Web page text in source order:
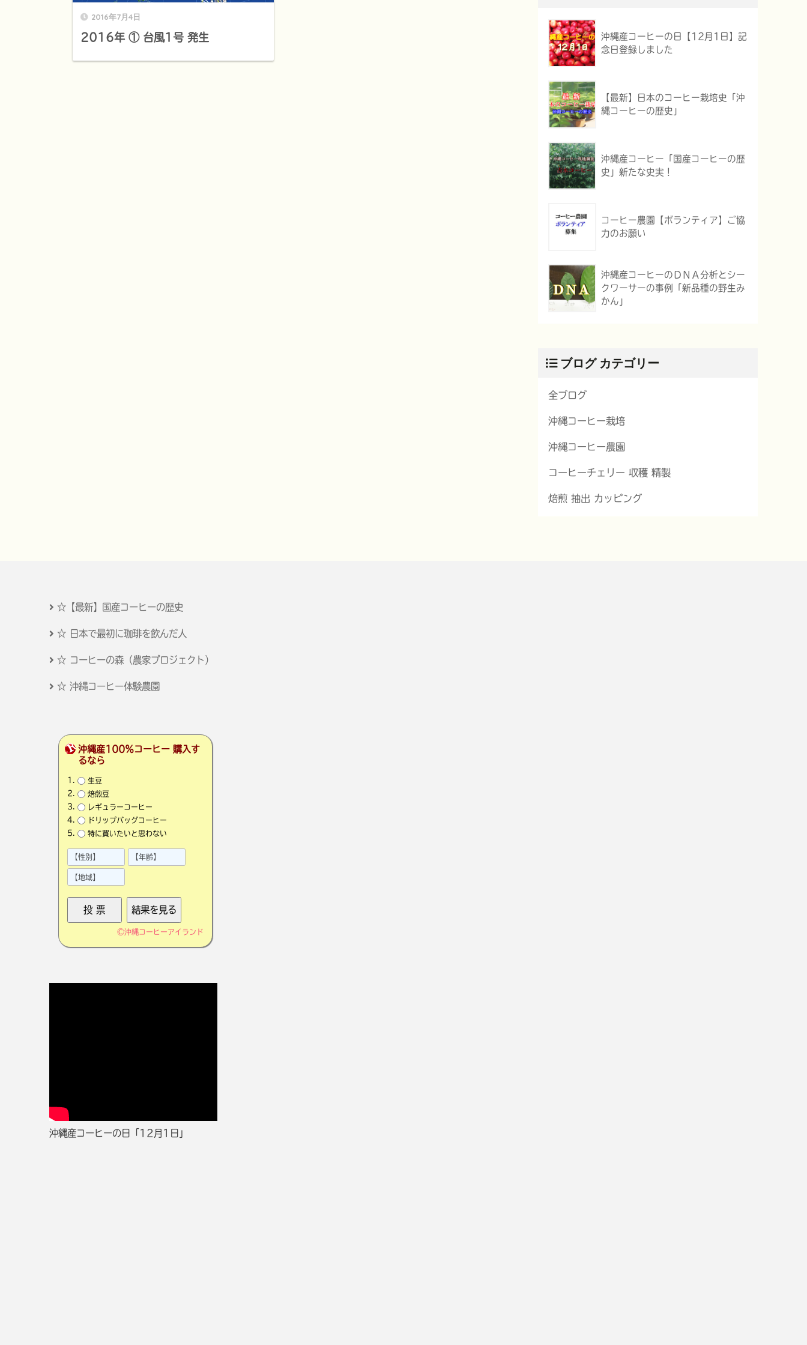
2016年7月4日
2016年 ① 台風1号 発生
沖縄産コーヒーの日【12月1日】記
念日登録しました
【最新】日本のコーヒー栽培史「沖
縄コーヒーの歴史」
沖縄産コーヒー「国産コーヒーの歴
史」新たな史実！
コーヒー農園【ボランティア】ご協
力のお願い
沖縄産コーヒーのＤＮＡ分析とシー
クワーサーの事例「新品種の野生み
かん」
ブログ カテゴリー
全ブログ
沖縄コーヒー栽培
沖縄コーヒー農園
コーヒーチェリー 収穫 精製
焙煎 抽出 カッピング
☆【最新】国産コーヒーの歴史
☆ 日本で最初に珈琲を飲んだ人
☆ コーヒーの森（農家プロジェクト）
☆ 沖縄コーヒー体験農園
沖縄産100％コーヒー 購入す
るなら
生豆
焙煎豆
レギュラーコーヒー
ドリップバッグコーヒー
特に買いたいと思わない
©沖縄コーヒーアイランド
沖縄産コーヒーの日「12月1日」